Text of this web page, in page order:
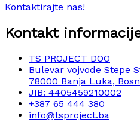
Kontaktirajte nas!
Kontakt
TS PROJECT DOO
Bulevar vojvode Stepe
78000 Banja Luka,
JIB: 4405459210002
+387 65 444 380
info@tsproject.ba